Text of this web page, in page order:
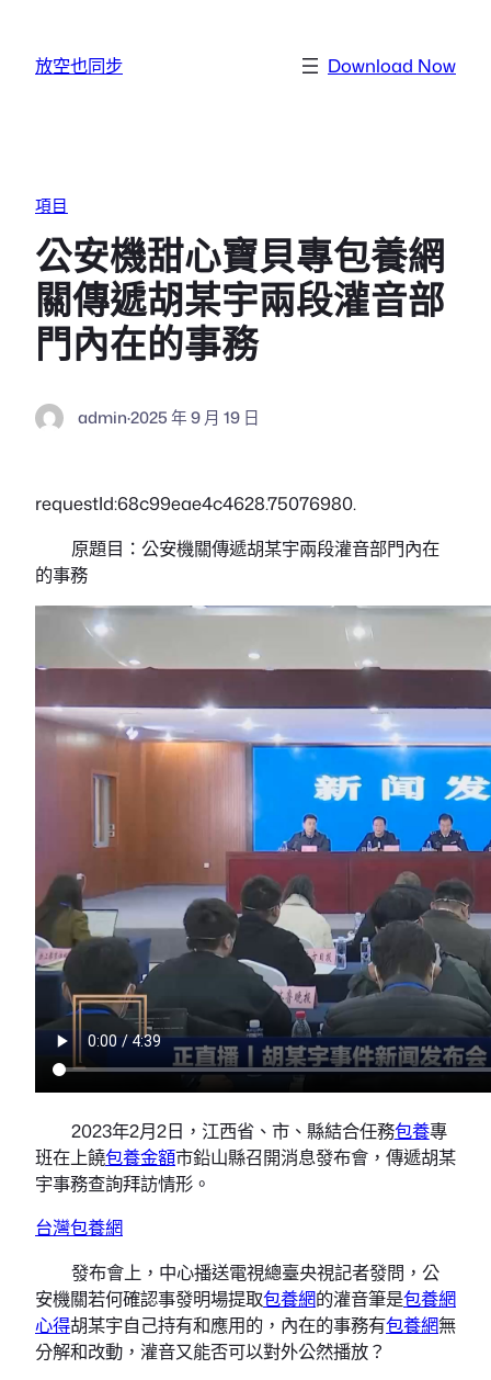
放空也同步 Download Now
項目
公安機甜心寶貝專包養網
關傳遞胡某宇兩段灌音部
門內在的事務
admin·2025 年 9 月 19 日
requestId:68c99eae4c4628.75076980.
原題目：公安機關傳遞胡某宇兩段灌音部門內在
的事務
2023年2月2日，江西省、市、縣結合任務包養專
班在上饒包養金額市鉛山縣召開消息發布會，傳遞胡某
宇事務查詢拜訪情形。
台灣包養網
發布會上，中心播送電視總臺央視記者發問，公
安機關若何確認事發明場提取包養網的灌音筆是包養網
心得胡某宇自己持有和應用的，內在的事務有包養網無
分解和改動，灌音又能否可以對外公然播放？